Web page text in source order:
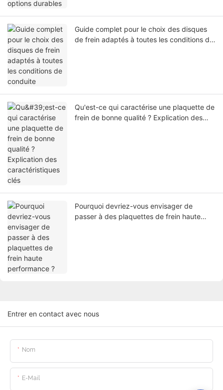
Guide complet pour le choix des disques
de frein adaptés à toutes les conditions de
Qu'est-ce qui caractérise une plaquette de
frein de bonne qualité ? Explication des
Pourquoi devriez-vous envisager de
passer à des plaquettes de frein haute
Entrer en contact avec nous
Nom
E-Mail